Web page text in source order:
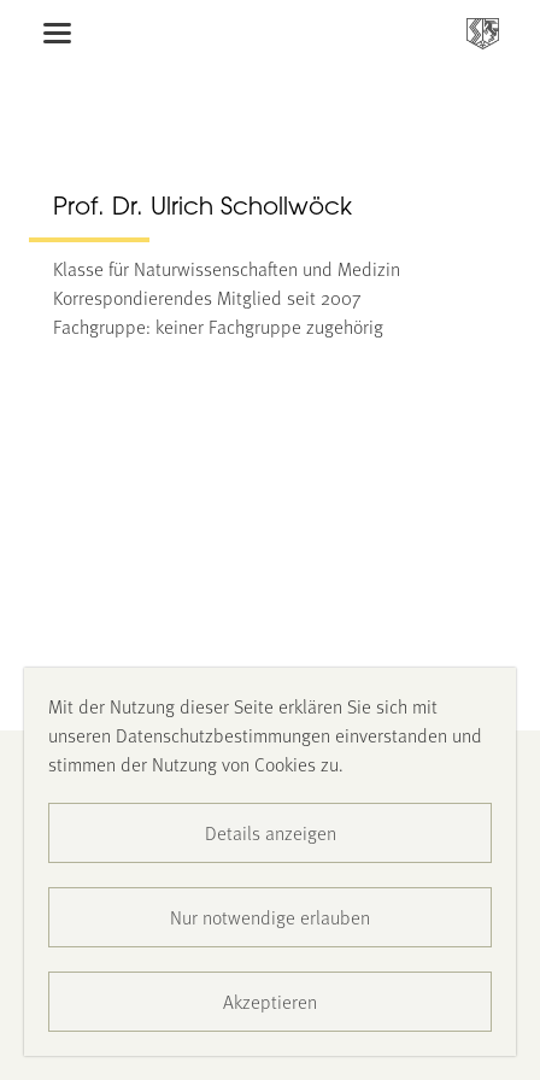
Prof. Dr. Ulrich Schollwöck
Klasse für Naturwissenschaften und Medizin
Korrespondierendes Mitglied seit 2007
Fachgruppe: keiner Fachgruppe zugehörig
Impressum
Presse
Mit der Nutzung dieser Seite erklären Sie sich mit
unseren Datenschutzbestimmungen einverstanden und
stimmen der Nutzung von Cookies zu.
Details anzeigen
Nur notwendige erlauben
Akzeptieren